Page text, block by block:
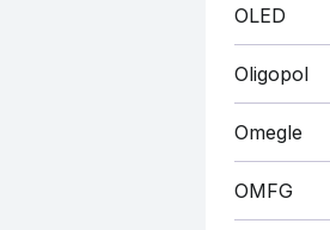
OLED
Oligopol
Omegle
OMFG